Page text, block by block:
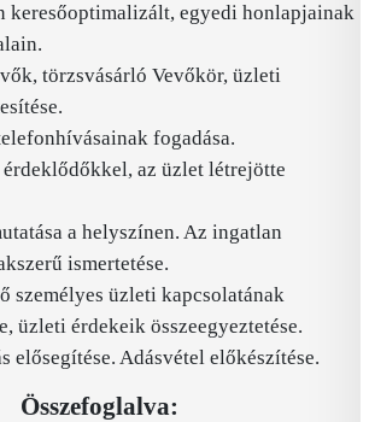
keresőoptimalizált, egyedi honlapjainak
törzsvásárló Vevőkör, üzleti
fogadása.
érdeklődőkkel, az üzlet létrejötte
a helyszínen. Az ingatlan
ismertetése.
személyes üzleti kapcsolatának
üzleti érdekeik összeegyeztetése.
elősegítése. Adásvétel előkészítése.
Összefoglalva: